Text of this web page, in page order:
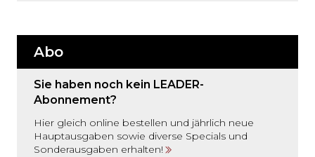
Abo
Sie haben noch kein LEADER-
Abonnement?
Hier gleich online bestellen und jährlich neue
Hauptausgaben sowie diverse Specials und
Sonderausgaben erhalten!